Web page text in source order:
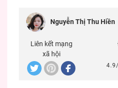
Nguyễn Thị Thu Hiền
Liên kết mạng
xã hội